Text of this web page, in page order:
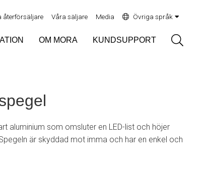
återförsäljare Våra säljare Media Övriga språk
OM MORA KUNDSUPPORT
aluminium som omsluter en LED-list och höjer
är skyddad mot imma och har en enkel och